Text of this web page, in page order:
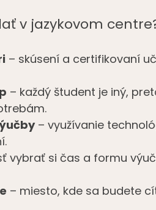
v jazykovom
– skúsení a certifikovaní
– každý študent je iný,
– využívanie
vybrať si čas a formu
– miesto, kde sa budete